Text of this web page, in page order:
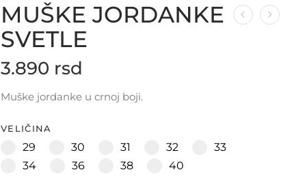
MUŠKE JORDANKE
SVETLE
3.890 rsd
Muške jordanke u crnoj boji.
VELIČINA
29 30 31 32
33
34
36 38 40